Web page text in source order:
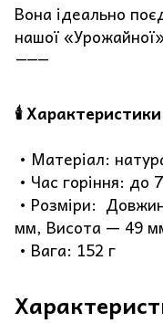
Вона ідеально
нашої
⸻
🕯
• Матеріал:
• Час горіння: до
• Розміри:
мм, Висота — 49
• Вага: 152 г